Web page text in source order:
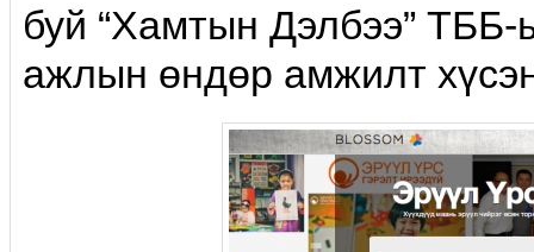
буй “Хамтын Дэлбээ” ТББ-
ажлын өндөр амжилт